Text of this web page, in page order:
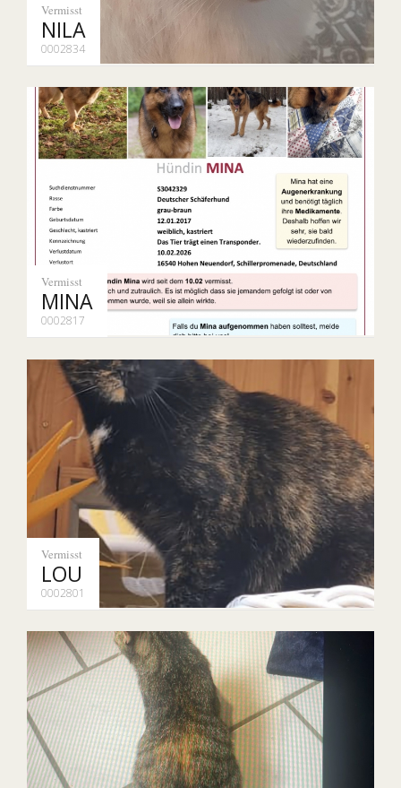
Vermisst
NILA
0002834
Vermisst
MINA
0002817
Vermisst
LOU
0002801